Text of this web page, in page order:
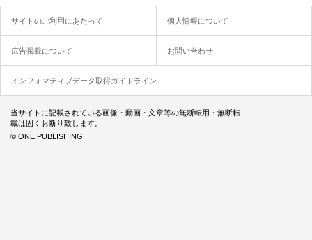
サイトのご利用にあたって 個人情報について
広告掲載について お問い合わせ
インフォマティブデータ取得ガイドライン
当サイトに記載されている画像・動画・文章等の無断転用・無断転
載は固くお断り致します。
© ONE PUBLISHING